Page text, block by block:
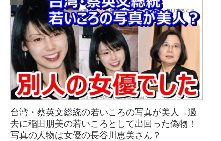
台湾・蔡英文総統の若いころの写真が美人→過
去に稲田朋美の若いころとして出回った偽物！
写真の人物は女優の長谷川恵美さん？